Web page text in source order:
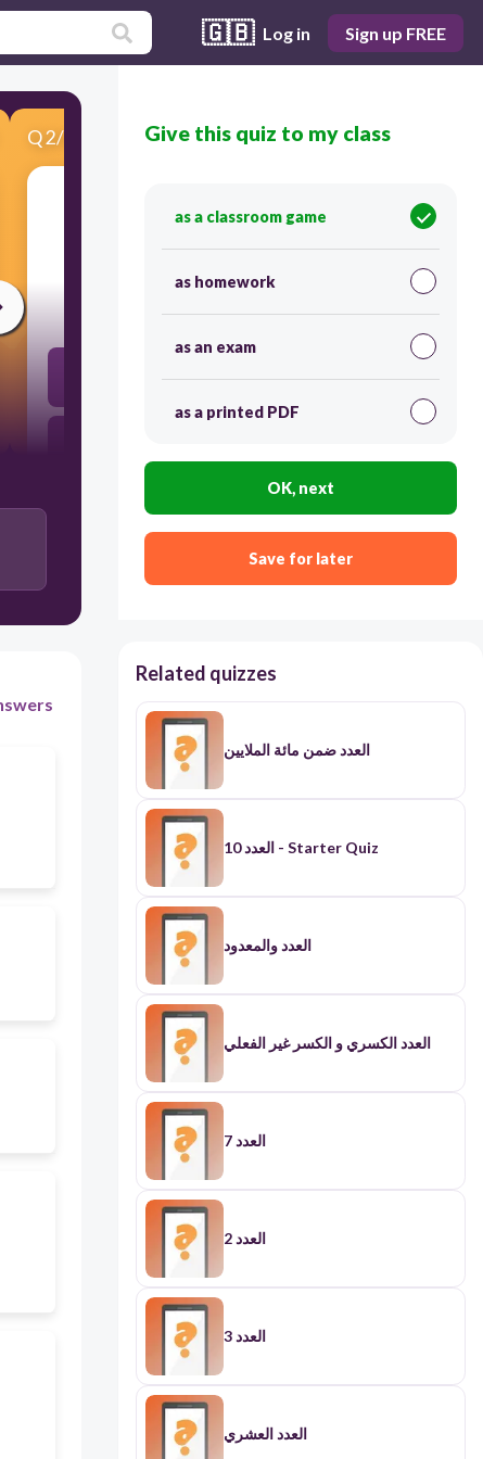
🇬🇧 Log in Sign up FREE
Q2/5 Score 0
30
ثلاثة
ثلاثَ
Give this quiz to my class
as a classroom game
as homework
as an exam
as a printed PDF
OK, next
Save for later
Related quizzes
العدد ضمن مائة الملايين
العدد 10 - Starter Quiz
العدد والمعدود
العدد الكسري و الكسر غير الفعلي
العدد 7
العدد 2
العدد 3
العدد العشري